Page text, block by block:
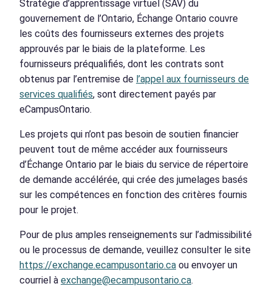
Stratégie d’apprentissage virtuel (SAV) du
gouvernement de l’Ontario, Échange Ontario couvre
les coûts des fournisseurs externes des projets
approuvés par le biais de la plateforme. Les
fournisseurs préqualifiés, dont les contrats sont
obtenus par l’entremise de l’appel aux fournisseurs de
services qualifiés, sont directement payés par
eCampusOntario.
Les projets qui n’ont pas besoin de soutien financier
peuvent tout de même accéder aux fournisseurs
d’Échange Ontario par le biais du service de répertoire
de demande accélérée, qui crée des jumelages basés
sur les compétences en fonction des critères fournis
pour le projet.
Pour de plus amples renseignements sur l’admissibilité
ou le processus de demande, veuillez consulter le site
https://exchange.ecampusontario.ca ou envoyer un
courriel à exchange@ecampusontario.ca.